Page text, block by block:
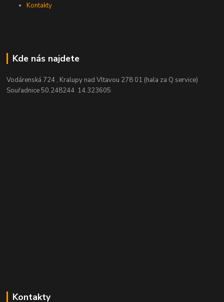
Kontakty
Kde nás najdete
Vodárenská 724 , Kralupy nad Vltavou 278 01 (hala za Q service)
Souřadnice 50.248244 14.323605
Kontakty